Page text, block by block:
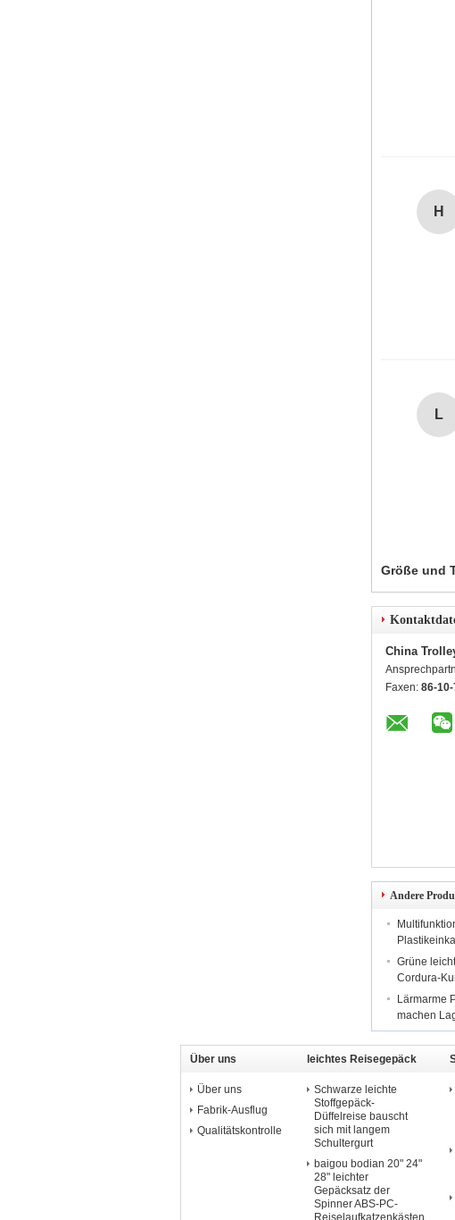
H
L
Größe und
China
Faxen: 86-
Andere
Grüne
Cordura-
Lärmarme
machen
Über uns
Über uns
Fabrik-Ausflug
Qualitätskontrolle
leichtes Reisegepäck
Schwarze leichte
Stoffgepäck-
Düffelreise bauscht
sich mit langem
Schultergurt
baigou bodian 20" 24"
28" leichter
Gepäcksatz der
Spinner ABS-PC-
Reiselaufkatzenkästen